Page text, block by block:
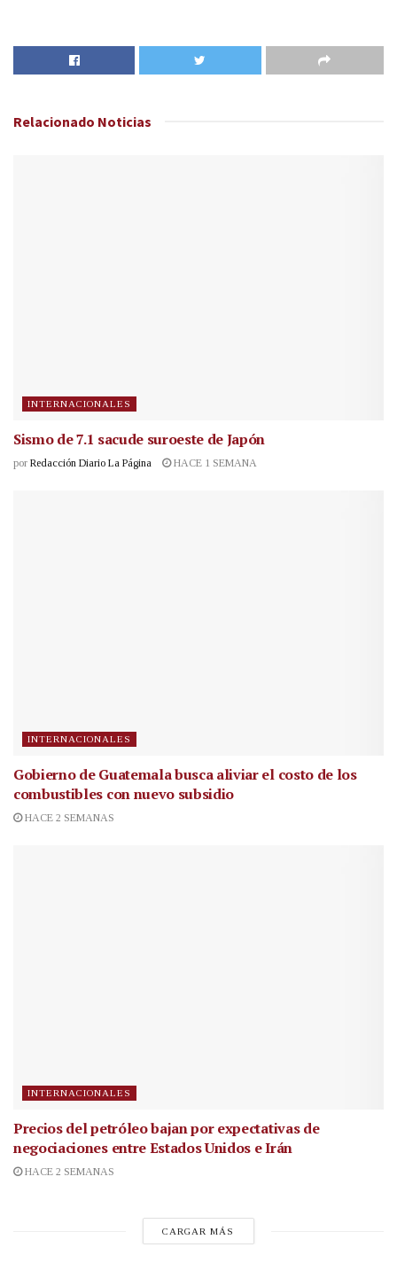
Relacionado Noticias
INTERNACIONALES
Sismo de 7.1 sacude suroeste de Japón
por Redacción Diario La Página HACE 1 SEMANA
INTERNACIONALES
Gobierno de Guatemala busca aliviar el costo de los
combustibles con nuevo subsidio
HACE 2 SEMANAS
INTERNACIONALES
Precios del petróleo bajan por expectativas de
negociaciones entre Estados Unidos e Irán
HACE 2 SEMANAS
CARGAR MÁS